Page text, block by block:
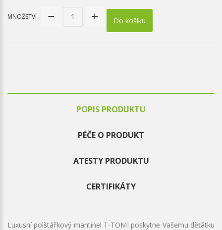
MNOŽSTVÍ Do košíku
POPIS PRODUKTU
PÉČE O PRODUKT
ATESTY PRODUKTU
CERTIFIKÁTY
Luxusní polštářkový mantinel T-TOMI poskytne Vašemu děťátku